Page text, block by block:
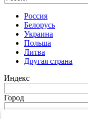
Россия
Белорусь
Украина
Польша
Литва
Другая страна
Индекс
Город